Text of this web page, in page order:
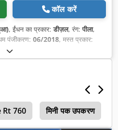
कॉल करें
, ईंधन का प्रकार:डीज़ल, रंग:पीला,
पंजीकरण: 06/2018, मस्त प्रकार:
Rt 760 मिनी पक उपकरण